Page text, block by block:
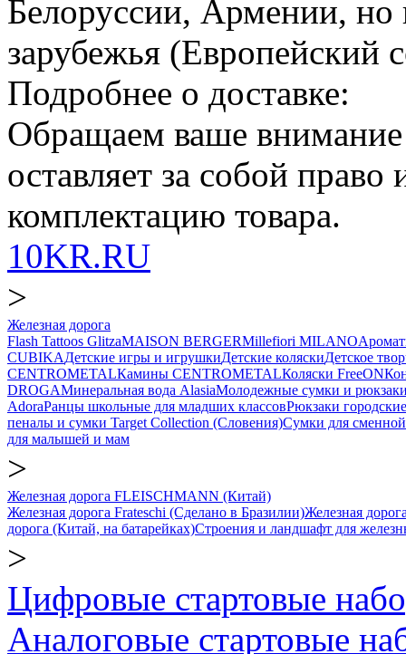
Белоруссии, Армении, но
зарубежья
Подробнее о доставке:
Обращаем ваше внимание
оставляет за собой
комплектацию товара.
10KR.RU
>
Железная дорога
Flash Tattoos GlitzaMAISON BERGERMillefiori MILANO
CUBIKAДетские игры и игрушкиДетские коляскиДетское
CENTROMETALКамины CENTROMETALКоляски FreeON
DROGAМинеральная вода AlasiaМолодежные сумки и
AdoraРанцы школьные для младших классовРюкзаки городские
пеналы и сумки Target Collection (Словения)Сумки для
для малышей и мам
>
Железная дорога FLEISCHMANN (Китай)
Железная дорога Frateschi (Сделано в Бразилии)Железная
дорога (Китай, на батарейках)Строения и ландшафт для
>
Цифровые стартовые
Аналоговые стартовые